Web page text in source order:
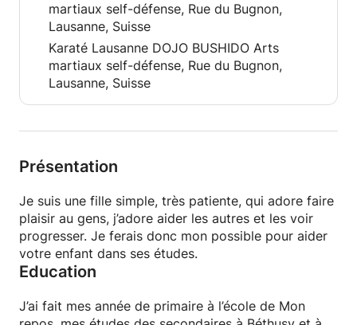
martiaux self-défense, Rue du Bugnon,
Lausanne, Suisse
Karaté Lausanne DOJO BUSHIDO Arts
martiaux self-défense, Rue du Bugnon,
Lausanne, Suisse
Présentation
Je suis une fille simple, très patiente, qui adore faire
plaisir au gens, j’adore aider les autres et les voir
progresser. Je ferais donc mon possible pour aider
votre enfant dans ses études.
Education
J’ai fait mes année de primaire à l’école de Mon